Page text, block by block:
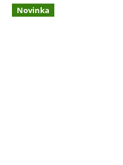
Novinka